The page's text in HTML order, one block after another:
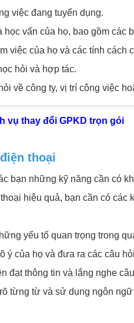
việc đang tuyển dụng.
vấn của họ, bao gồm các
việc của họ và các tính
hỏi và hợp tác.
về công ty, vị trí công việc
vụ thay đổi GPKD trọn gói
thoại
bạn những kỹ năng cần có
hiệu quả, bạn cần có các
yếu tố quan trọng trong
ý của họ và đưa ra các câu
đạt thông tin và lắng nghe
từng từ và sử dụng ngôn